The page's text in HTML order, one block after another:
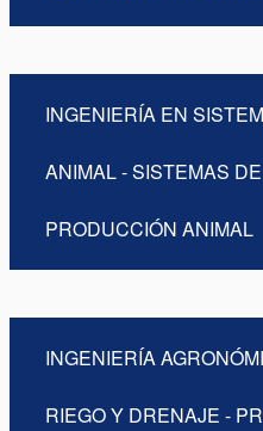
INGENIERÍA EN
ANIMAL - SISTEMAS
PRODUCCIÓN ANIMAL
INGENIERÍA
RIEGO Y DRENAJE -